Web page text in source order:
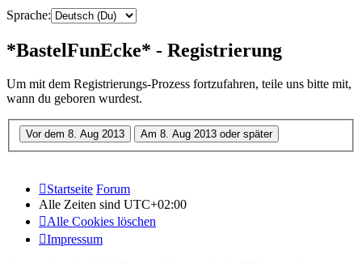
Sprache:
*BastelFunEcke* - Registrierung
Um mit dem Registrierungs-Prozess fortzufahren, teile uns bitte mit,
wann du geboren wurdest.
Startseite Forum
Alle Zeiten sind UTC+02:00
Alle Cookies löschen
Impressum